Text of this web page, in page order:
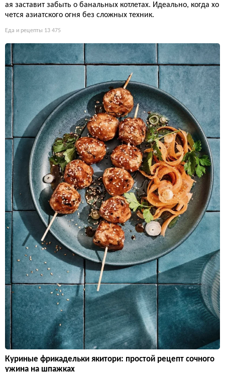
ая заставит забыть о банальных котлетах. Идеально, когда хо
чется азиатского огня без сложных техник.
Еда и рецепты 13 475
Куриные фрикадельки якитори: простой рецепт сочного
ужина на шпажках